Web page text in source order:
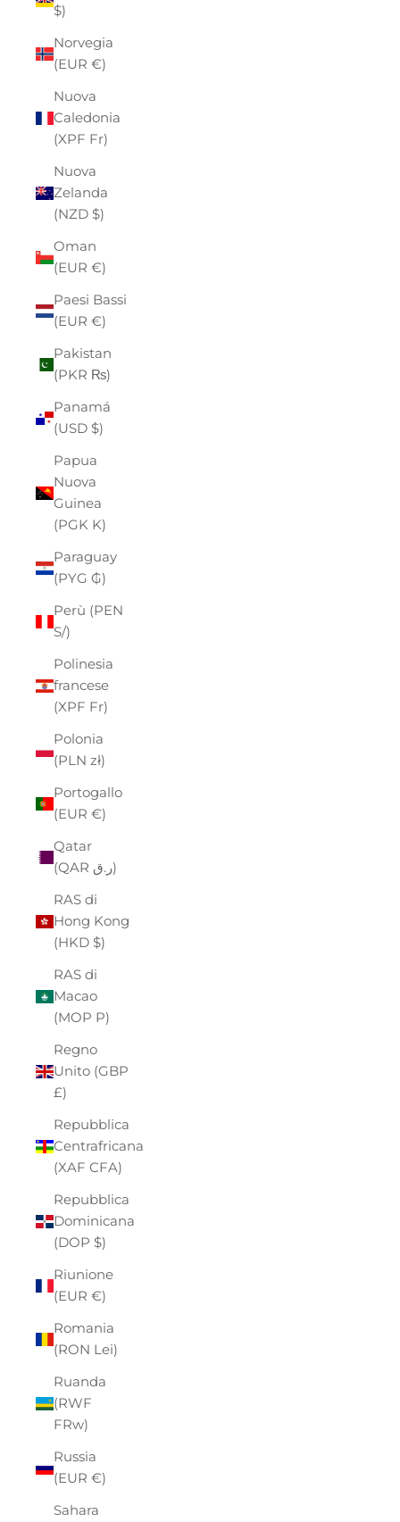
$)
Norvegia
(EUR €)
Nuova
Caledonia
(XPF Fr)
Nuova
Zelanda
(NZD $)
Oman
(EUR €)
Paesi Bassi
(EUR €)
Pakistan
(PKR ₨)
Panamá
(USD $)
Papua
Nuova
Guinea
(PGK K)
Paraguay
(PYG ₲)
Perù (PEN
S/)
Polinesia
francese
(XPF Fr)
Polonia
(PLN zł)
Portogallo
(EUR €)
Qatar
(QAR ر.ق)
RAS di
Hong Kong
(HKD $)
RAS di
Macao
(MOP P)
Regno
Unito (GBP
£)
Repubblica
Centrafricana
(XAF CFA)
Repubblica
Dominicana
(DOP $)
Riunione
(EUR €)
Romania
(RON Lei)
Ruanda
(RWF
FRw)
Russia
(EUR €)
Sahara